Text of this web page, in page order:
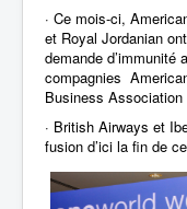
· Ce mois-ci,
et Royal Jordanian
demande d’immunité
compagnies
Business Association
· British Airways et
fusion d’ici la fin de